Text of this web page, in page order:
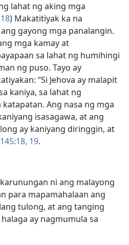
lahat ng aking mga
) Makatitiyak ka na
gayong mga panalangin.
mga kamay at
sa lahat ng humihingi
ng puso. Tayo ay
“Si Jehova ay malapit
kaniya, sa lahat ng
Ang nasa ng mga
isasagawa, at ang
ay kaniyang diringgin, at
19.
ni ang malayong
para mapamahalaan ang
tulong, at ang tanging
ay nagmumula sa